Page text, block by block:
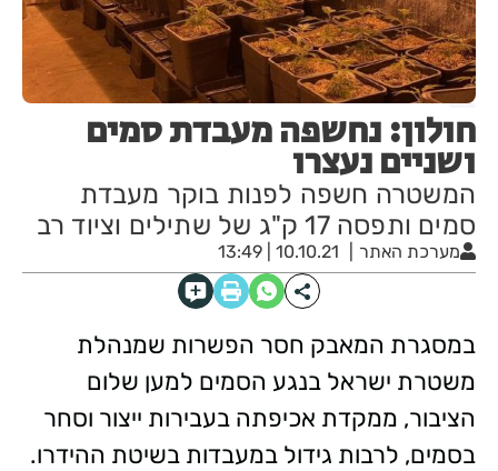
חולון: נחשפה מעבדת סמים
ושניים נעצרו
המשטרה חשפה לפנות בוקר מעבדת
סמים ותפסה 17 ק"ג של שתילים וציוד רב
מערכת האתר 10.10.21 | 13:49
במסגרת המאבק חסר הפשרות שמנהלת
משטרת ישראל בנגע הסמים למען שלום
הציבור, ממקדת אכיפתה בעבירות ייצור וסחר
בסמים, לרבות גידול במעבדות בשיטת ההידרו.